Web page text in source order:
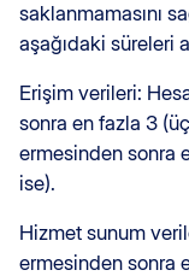
saklanmamasını
aşağıdaki süreleri
Erişim verileri:
sonra en fazla 3
ermesinden sonra
ise).
Hizmet sunum
ermesinden sonra